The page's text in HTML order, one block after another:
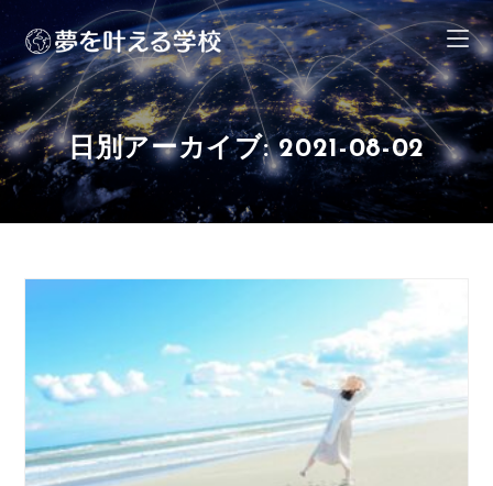
日別アーカイブ: 2021-08-02